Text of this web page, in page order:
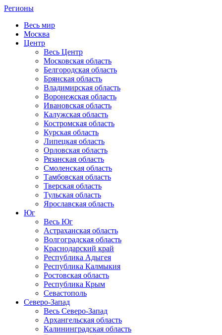
Регионы
Весь мир
Москва
Центр
Весь Центр
Московская область
Белгородская область
Брянская область
Владимирская область
Воронежская область
Ивановская область
Калужская область
Костромская область
Курская область
Липецкая область
Орловская область
Рязанская область
Смоленская область
Тамбовская область
Тверская область
Тульская область
Ярославская область
Юг
Весь Юг
Астраханская область
Волгоградская область
Краснодарский край
Республика Адыгея
Республика Калмыкия
Ростовская область
Республика Крым
Севастополь
Северо-Запад
Весь Северо-Запад
Архангельская область
Калининградская область